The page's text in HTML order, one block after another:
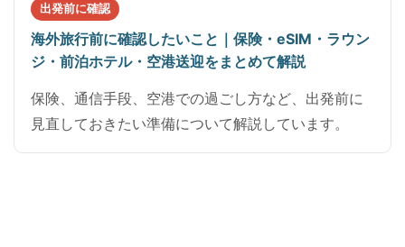
出発前に確認
海外旅行前に確認したいこと｜保険・eSIM・ラウン
ジ・前泊ホテル・空港送迎をまとめて解説
保険、通信手段、空港での過ごし方など、出発前に
見直しておきたい準備について解説しています。